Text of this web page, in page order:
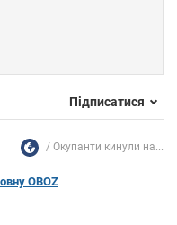
Підписатися
Окупанти кинули на...
OBOZ